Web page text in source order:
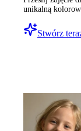
unikalną
Stwórz